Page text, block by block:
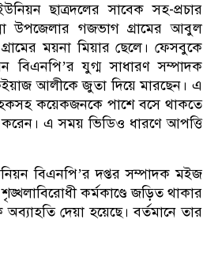
ছাত্রদলের সাবেক সহ-প্রচার
উপজেলার গজভাগ গ্রামের আবুল
ময়না মিয়ার ছেলে। ফেসবুকে
বিএনপি’র যুগ্ম সাধারণ সম্পাদক
আলীকে জুতা দিয়ে মারছেন। এ
হকসহ কয়েকজনকে পাশে বসে থাকতে
করেন। এ সময় ভিডিও ধারণে আপত্তি
বিএনপি’র দপ্তর সম্পাদক মইজ
কর্মকাণ্ডে জড়িত থাকার
দেয়া হয়েছে। বর্তমানে তার